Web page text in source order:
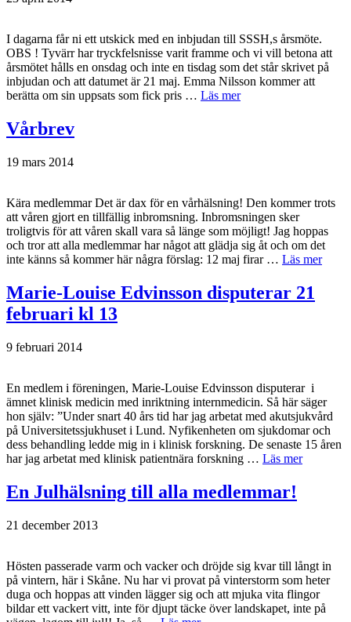
I dagarna får ni ett utskick med en inbjudan till SSSH,s årsmöte.
OBS ! Tyvärr har tryckfelsnisse varit framme och vi vill betona att
årsmötet hålls en onsdag och inte en tisdag som det står skrivet på
inbjudan och att datumet är 21 maj. Emma Nilsson kommer att
berätta om sin uppsats som fick pris … Läs mer
Vårbrev
19 mars 2014
Kära medlemmar Det är dax för en vårhälsning! Den kommer trots
att våren gjort en tillfällig inbromsning. Inbromsningen sker
troligtvis för att våren skall vara så länge som möjligt! Jag hoppas
och tror att alla medlemmar har något att glädja sig åt och om det
inte känns så kommer här några förslag: 12 maj firar … Läs mer
Marie-Louise Edvinsson disputerar 21
februari kl 13
9 februari 2014
En medlem i föreningen, Marie-Louise Edvinsson disputerar i
ämnet klinisk medicin med inriktning internmedicin. Så här säger
hon själv: ”Under snart 40 års tid har jag arbetat med akutsjukvård
på Universitetssjukhuset i Lund. Nyfikenheten om sjukdomar och
dess behandling ledde mig in i klinisk forskning. De senaste 15 åren
har jag arbetat med klinisk patientnära forskning … Läs mer
En Julhälsning till alla medlemmar!
21 december 2013
Hösten passerade varm och vacker och dröjde sig kvar till långt in
på vintern, här i Skåne. Nu har vi provat på vinterstorm som heter
duga och hoppas att vinden lägger sig och att mjuka vita flingor
bildar ett vackert vitt, inte för djupt täcke över landskapet, inte på